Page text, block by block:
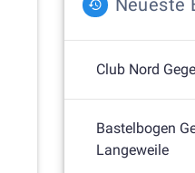
Neueste
Club Nord
Bastelbogen
Langeweile